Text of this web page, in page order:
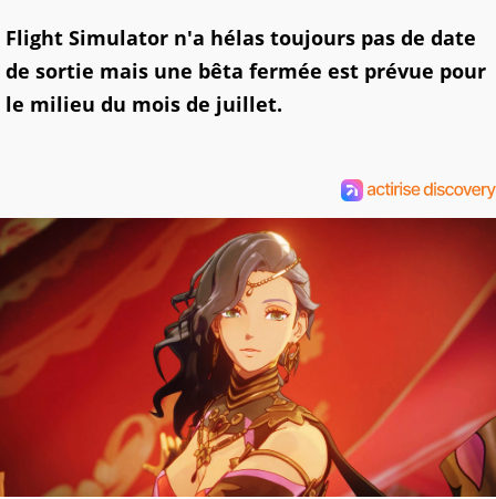
Flight Simulator n'a hélas toujours pas de date
de sortie mais une bêta fermée est prévue pour
le milieu du mois de juillet.